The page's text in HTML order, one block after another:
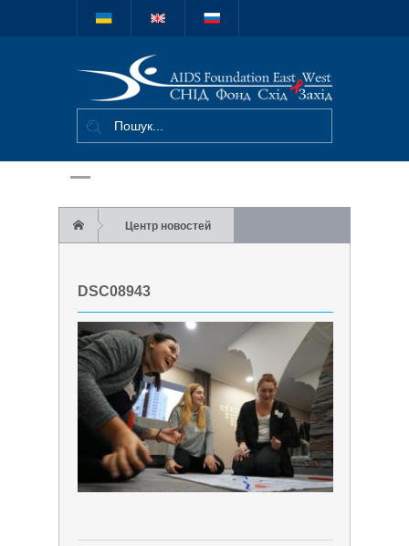
Міжнародний
благодійний
фонд "СНІД
Захід"
Центр новостей
програми Journey4Life
DSC08943
DSC08943